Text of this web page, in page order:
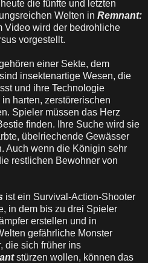
die fünfte und letzten
Welten in Remnant:
Video wird der bedrohliche
vorgestellt.
einer Sekte, dem
insektenartige Wesen, die
und ihre Technologie
harten, zerstörerischen
Spieler müssen das Herz
finden. Ihre Suche wird sie
übelriechende Gewässer
Auch wenn die Königin sehr
restlichen Bewohner von
ist ein Survival-Action-Shooter
in dem bis zu drei Spieler
erstellen und in
gefährliche Monster
die sich früher ins
stürzen wollen, können das